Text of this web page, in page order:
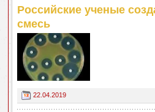
Российские ученые
смесь
22.04.2019